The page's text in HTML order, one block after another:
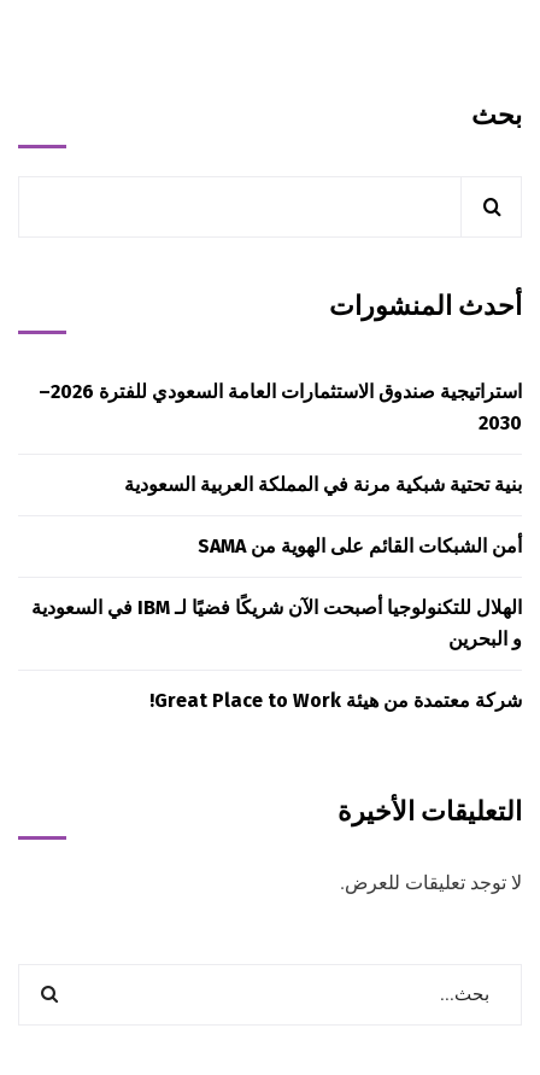
بحث
أحدث المنشورات
استراتيجية صندوق الاستثمارات العامة السعودي للفترة 2026–
2030
بنية تحتية شبكية مرنة في المملكة العربية السعودية
أمن الشبكات القائم على الهوية من SAMA
الهلال للتكنولوجيا أصبحت الآن شريكًا فضيًا لـ IBM في السعودية
و البحرين
شركة معتمدة من هيئة Great Place to Work!
التعليقات الأخيرة
لا توجد تعليقات للعرض.